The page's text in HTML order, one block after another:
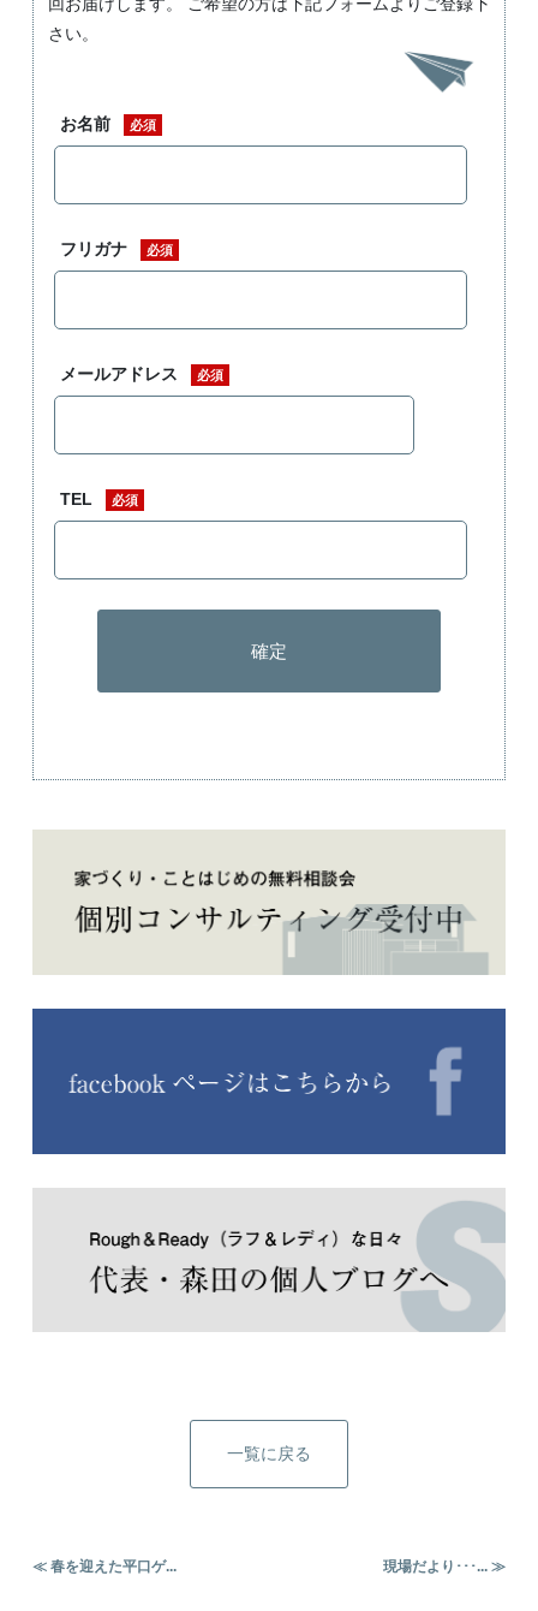
回お届けします。 ご希望の方は下記フォームよりご登録下
さい。
お名前 必須
フリガナ 必須
メールアドレス 必須
TEL 必須
一覧に戻る
≪ 春を迎えた平口ゲ... 現場だより･･･... ≫